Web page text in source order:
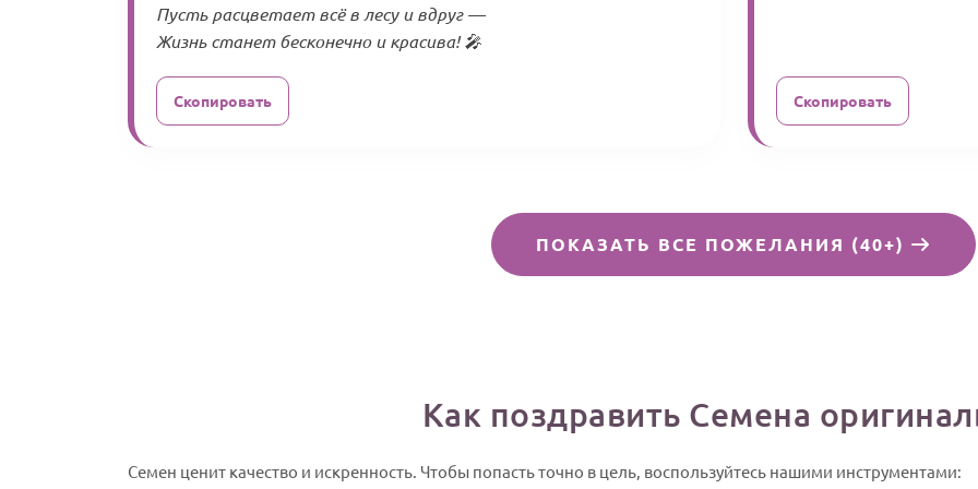
Пусть расцветает всё в лесу и вдруг —
Жизнь станет бесконечно и красива! 🎤
Скопировать Скопировать
ПОКАЗАТЬ ВСЕ ПОЖЕЛАНИЯ (40+)
Как поздравить Семена
Семен ценит качество и искренность. Чтобы попасть точно в цель, воспользуйтесь нашими инструментами: